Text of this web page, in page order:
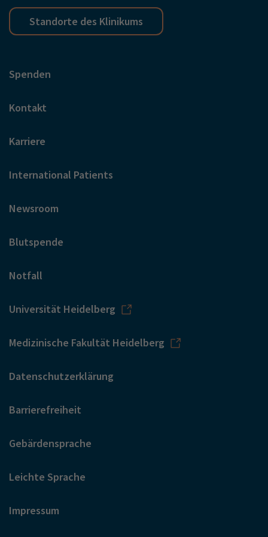
Standorte des Klinikums
Spenden
Kontakt
Karriere
International Patients
Newsroom
Blutspende
Notfall
Universität Heidelberg
Medizinische Fakultät Heidelberg
Datenschutzerklärung
Barrierefreiheit
Gebärdensprache
Leichte Sprache
Impressum